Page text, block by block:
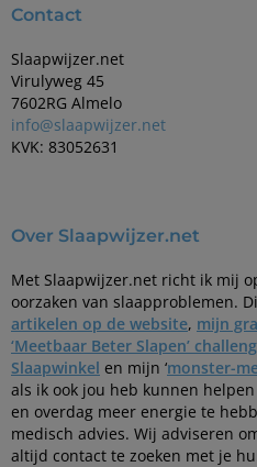
Contact
Slaapwijzer.net
Virulyweg 45
7602RG Almelo
info@slaapwijzer.net
KVK: 83052631
Over Slaapwijzer.net
Met Slaapwijzer.net richt ik mij
oorzaken van slaapproblemen.
artikelen op de website, mijn
‘Meetbaar Beter Slapen’
Slaapwinkel en mijn ‘monster-
als ik ook jou heb kunnen
en overdag meer energie te
medisch advies. Wij adviseren
altijd contact te zoeken met je